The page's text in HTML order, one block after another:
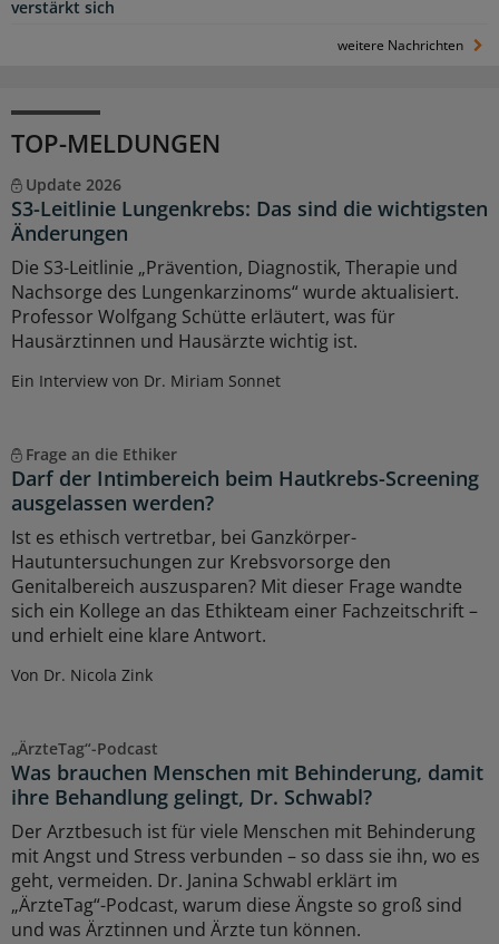
verstärkt sich
weitere Nachrichten
TOP-MELDUNGEN
Update 2026
S3-Leitlinie Lungenkrebs: Das sind die wichtigsten
Änderungen
Die S3-Leitlinie „Prävention, Diagnostik, Therapie und
Nachsorge des Lungenkarzinoms“ wurde aktualisiert.
Professor Wolfgang Schütte erläutert, was für
Hausärztinnen und Hausärzte wichtig ist.
Ein Interview von Dr. Miriam Sonnet
Frage an die Ethiker
Darf der Intimbereich beim Hautkrebs-Screening
ausgelassen werden?
Ist es ethisch vertretbar, bei Ganzkörper-
Hautuntersuchungen zur Krebsvorsorge den
Genitalbereich auszusparen? Mit dieser Frage wandte
sich ein Kollege an das Ethikteam einer Fachzeitschrift –
und erhielt eine klare Antwort.
Von Dr. Nicola Zink
„ÄrzteTag“-Podcast
Was brauchen Menschen mit Behinderung, damit
ihre Behandlung gelingt, Dr. Schwabl?
Der Arztbesuch ist für viele Menschen mit Behinderung
mit Angst und Stress verbunden – so dass sie ihn, wo es
geht, vermeiden. Dr. Janina Schwabl erklärt im
„ÄrzteTag“-Podcast, warum diese Ängste so groß sind
und was Ärztinnen und Ärzte tun können.